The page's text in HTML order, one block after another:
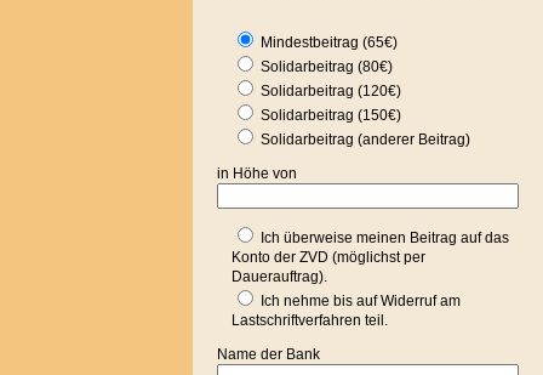
Mindestbeitrag (65€)
Solidarbeitrag (80€)
Solidarbeitrag (120€)
Solidarbeitrag (150€)
Solidarbeitrag (anderer Beitrag)
in Höhe von
Ich überweise meinen Beitrag auf das
Konto der ZVD (möglichst per
Dauerauftrag).
Ich nehme bis auf Widerruf am
Lastschriftverfahren teil.
Name der Bank